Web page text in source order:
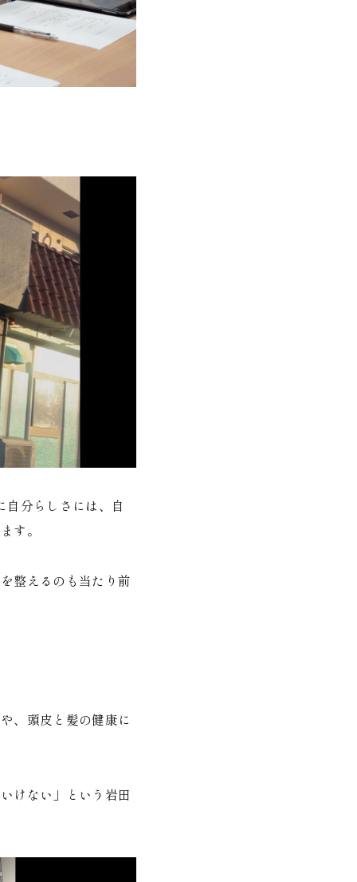
分らしさには、自
す。
整えるのも当たり前
、頭皮と髪の健康に
けない」という岩田